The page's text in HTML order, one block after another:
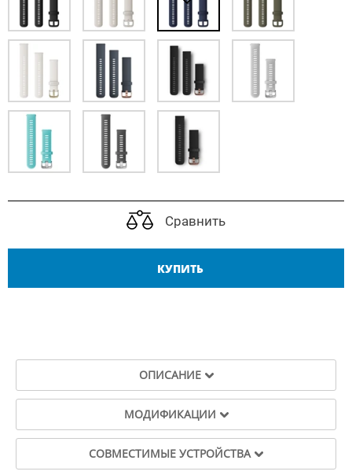
Сравнить
КУПИТЬ
ОПИСАНИЕ
МОДИФИКАЦИИ
СОВМЕСТИМЫЕ УСТРОЙСТВА